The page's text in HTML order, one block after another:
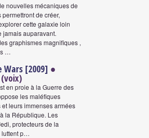
nouvelles mécaniques de
de créer,
cette galaxie loin
jamais auparavant.
graphismes magnifiques ,
…
Wars [2009] ●
en proie à la Guerre des
les maléfiques
leurs immenses armées
la République. Les
protecteurs de la
luttent p…